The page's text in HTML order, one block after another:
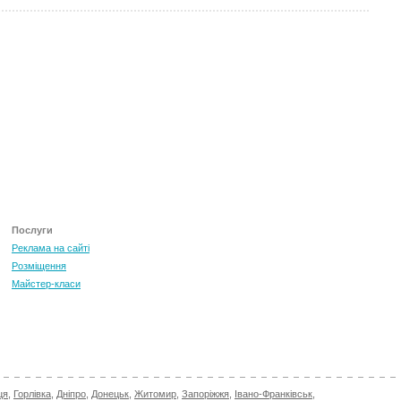
Послуги
Реклама на сайті
Розміщення
Майстер-класи
Горлівка Дніпро Донецьк Житомир Запоріжжя Івано-Франківськ